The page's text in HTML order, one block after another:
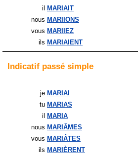
il
MARIAIT
nous MARIIONS
vous MARIIEZ
ils MARIAIENT
Indicatif passé simple
je MARIAI
tu MARIAS
il
MARIA
nous MARIÂMES
vous MARIÂTES
ils MARIÈRENT